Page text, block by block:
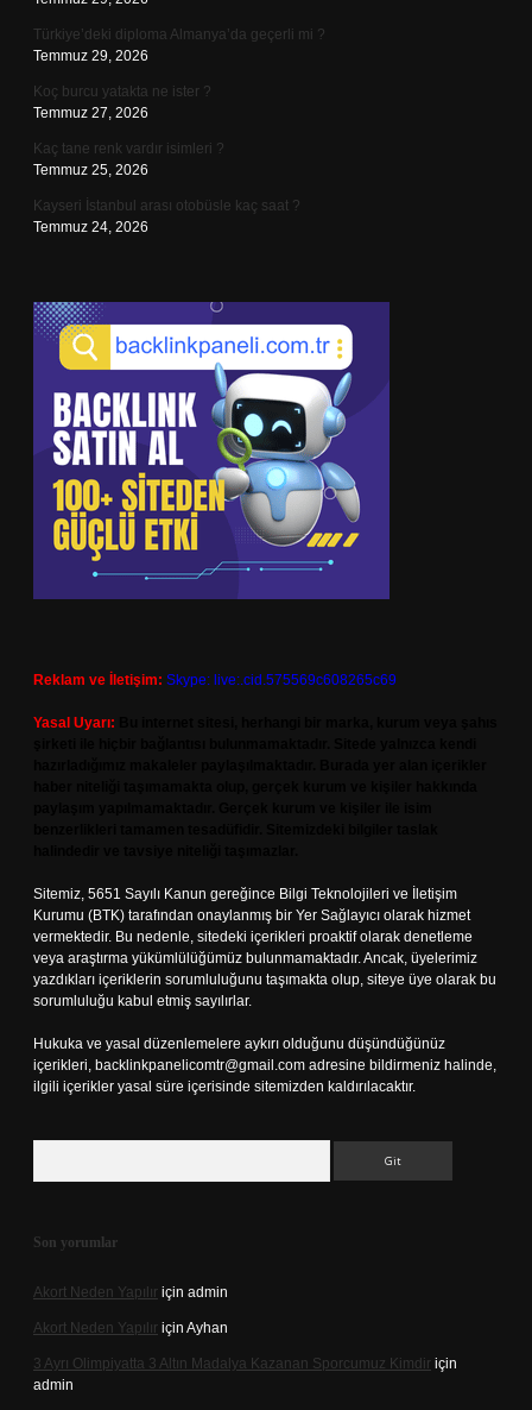
Türkiye’deki diploma Almanya’da geçerli mi ?
Temmuz 29, 2026
Koç burcu yatakta ne ister ?
Temmuz 27, 2026
Kaç tane renk vardır isimleri ?
Temmuz 25, 2026
Kayseri İstanbul arası otobüsle kaç saat ?
Temmuz 24, 2026
Reklam ve İletişim: Skype: live:.cid.575569c608265c69
Yasal Uyarı:
Sitemiz, 5651 Sayılı Kanun gereğince Bilgi Teknolojileri ve İletişim
Kurumu (BTK) tarafından onaylanmış bir Yer Sağlayıcı olarak hizmet
vermektedir. Bu nedenle, sitedeki içerikleri proaktif olarak denetleme
veya araştırma yükümlülüğümüz bulunmamaktadır. Ancak, üyelerimiz
yazdıkları içeriklerin sorumluluğunu taşımakta olup, siteye üye olarak bu
sorumluluğu kabul etmiş sayılırlar.
Hukuka ve yasal düzenlemelere aykırı olduğunu düşündüğünüz
içerikleri, backlinkpanelicomtr@gmail.com adresine bildirmeniz halinde,
ilgili içerikler yasal süre içerisinde sitemizden kaldırılacaktır.
Son yorumlar
Akort Neden Yapılır için admin
Akort Neden Yapılır için Ayhan
3 Ayrı Olimpiyatta 3 Altın Madalya Kazanan Sporcumuz Kimdir için
admin